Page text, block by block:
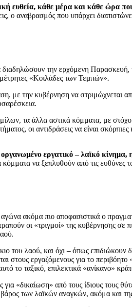
ευθεία, κάθε μέρα και κάθε ώρα
ο αναβρασμός που υπάρχει
διαδηλώσουν την ερχόμενη
«Κοιλάδες των Τεμπών».
με την κυβέρνηση να στριμώχνεται
τα άλλα αστικά κόμματα, με
οι αντιδράσεις να είναι
εργατικό – λαϊκό
να ξεπλυθούν από τις ευθύνες
ακόμα πιο αποφασιστικά ο
οι «τριγμοί» της κυβέρνησης σε
του λαού, και όχι – όπως επιδιώκουν
εργαζόμενους για το περιβόητο
το ταξικό, επιλεκτικά «ανίκανο»
«δικαίωση» από τους ίδιους τους
των λαϊκών αναγκών, ακόμα και της